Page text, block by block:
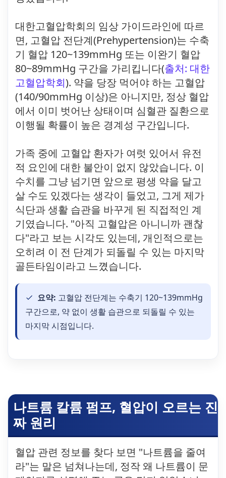
대한고혈압학회의 임상 가이드라인에 따르
면, 고혈압 전단계(Prehypertension)는 수축
기 혈압 120~139mmHg 또는 이완기 혈압
80~89mmHg 구간을 가리킵니다(출처: 대한
고혈압학회). 약을 당장 먹어야 하는 고혈압
(140/90mmHg 이상)은 아니지만, 정상 혈압
에서 이미 벗어난 상태이며 심혈관 질환으로
이행될 확률이 높은 경계성 구간입니다.
가족 중에 고혈압 환자가 여럿 있어서 유전
적 요인에 대한 불안이 없지 않았습니다. 이
수치를 그냥 넘기면 앞으로 평생 약을 달고
살 수도 있겠다는 생각이 들었고, 그게 제가
식단과 생활 습관을 바꾸게 된 직접적인 계
기였습니다. "아직 고혈압은 아니니까 괜찮
다"라고 보는 시각도 있는데, 개인적으로는
오히려 이 전 단계가 되돌릴 수 있는 마지막
골든타임이라고 느꼈습니다.
요약: 고혈압 전단계는 수축기 120~139mmHg
구간으로, 약 없이 생활 습관으로 되돌릴 수 있는
마지막 시점입니다.
나트륨 칼륨 펌프, 혈압이 오르는 진
짜 원리
혈압 관련 정보를 찾다 보면 "나트륨을 줄여
라"는 말은 넘쳐나는데, 정작 왜 나트륨이 문